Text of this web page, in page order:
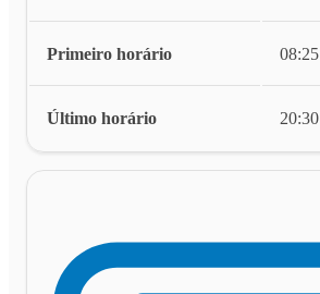
Primeiro horário 08:25
Último horário 20:30